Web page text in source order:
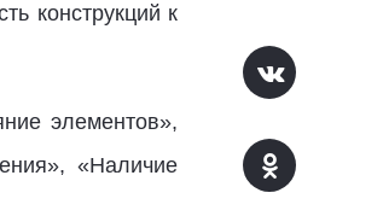
конструкций к
элементов»,
«Наличие